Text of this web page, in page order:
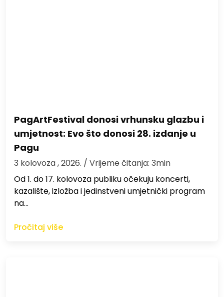
PagArtFestival donosi vrhunsku glazbu i
umjetnost: Evo što donosi 28. izdanje u
Pagu
3 kolovoza , 2026. / Vrijeme čitanja: 3min
Od 1. do 17. kolovoza publiku očekuju koncerti,
kazalište, izložba i jedinstveni umjetnički program
na…
Pročitaj više